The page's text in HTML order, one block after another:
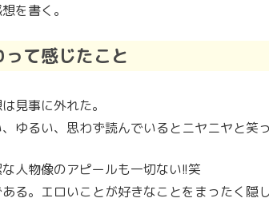
を書く。
て感じたこと
見事に外れた。
ゆるい、思わず読んでいるとニヤニヤと笑
人物像のアピールも一切ない!!笑
る。エロいことが好きなことをまったく隠